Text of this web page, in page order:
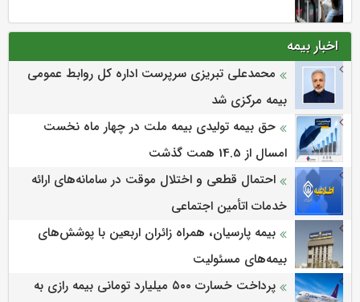
اخبار بیمه
محمدعلی تبریزی سرپرست اداره كل روابط عمومی
بیمه مركزی شد
حق بیمه تولیدی بیمه ملت در چهار ماه نخست
امسال از 14.5 همت گذشت
احتمال قطعی و اختلال موقت در سامانه‌های ارائه
خدمات اتأمین اجتماعی
بیمه پارسیان، همراه زائران اربعین با پوشش‌های
بیمه‌های مسئولیت
پرداخت خسارت ۵۰۰ میلیارد تومانی بیمه رازی به